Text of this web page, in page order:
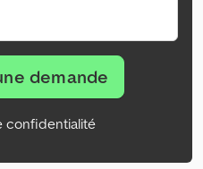
demande
confidentialité